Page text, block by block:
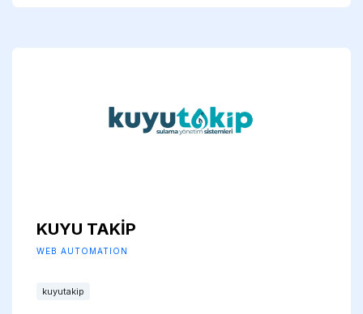
KUYU TAKİP
WEB AUTOMATION
kuyutakip